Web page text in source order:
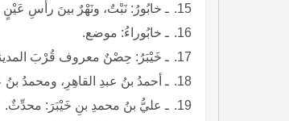
ـ خابُورُ: نَبْتٌ، ونَهْرٌ بينَ رأسِ
ـ خابُوراءُ: موضع.
ـ خَيْبَرُ: حِصْنٌ معروف قُرْبَ
ـ أحمدُ بنُ عبدِ القاهِرِ، ومحمدُ بنُ
ـ عليُّ بنُ محمدِ بنِ خَيْبَرَ: محدِّثٌ.